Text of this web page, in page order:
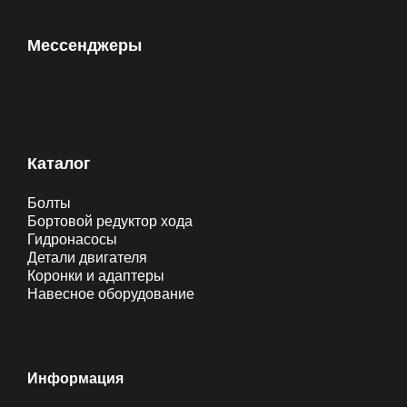
Мессенджеры
Каталог
Болты
Бортовой редуктор хода
Гидронасосы
Детали двигателя
Коронки и адаптеры
Навесное оборудование
Информация